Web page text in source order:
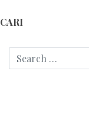
CARI